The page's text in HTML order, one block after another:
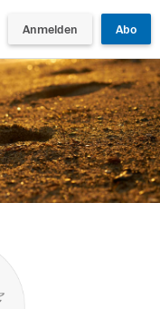
Anmelden Abo